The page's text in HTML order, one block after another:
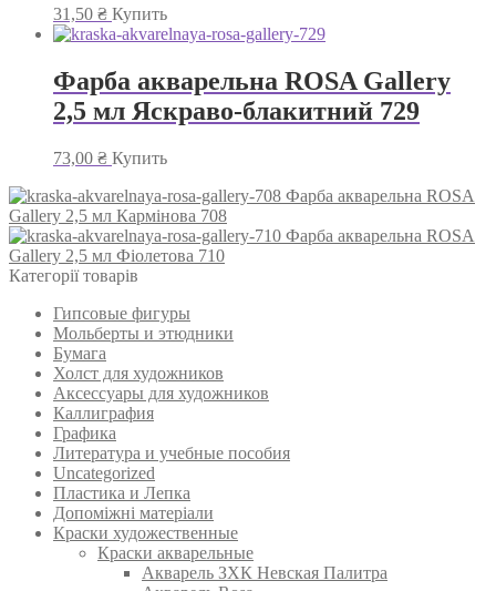
31,50 ₴ Купить
Фарба акварельна ROSA Gallery
2,5 мл Яскраво-блакитний 729
73,00 ₴ Купить
Фарба акварельна ROSA
Gallery 2,5 мл Кармінова 708
Фарба акварельна ROSA
Gallery 2,5 мл Фіолетова 710
Категорії товарів
Гипсовые фигуры
Мольберты и этюдники
Бумага
Холст для художников
Аксессуары для художников
Каллиграфия
Графика
Литература и учебные пособия
Uncategorized
Пластика и Лепка
Допоміжні матеріали
Краски художественные
Краски акварельные
Акварель ЗХК Невская Палитра